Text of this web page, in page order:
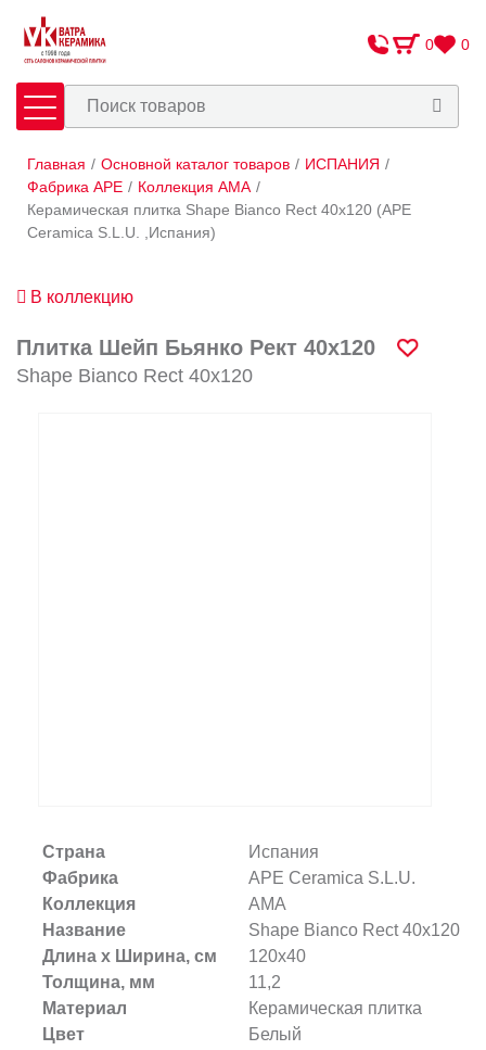
0 0
Плитка Сантехника
Оплата и доставка
Контакты
Главная / Основной каталог товаров / ИСПАНИЯ /
Фабрика APE / Коллекция AMA /
Керамическая плитка Shape Bianco Rect 40x120 (APE
Ceramica S.L.U. ,Испания)
В коллекцию
Плитка Шейп Бьянко Рект 40x120
Shape Bianco Rect 40x120
Страна
Испания
Фабрика
APE Ceramica S.L.U.
Коллекция
AMA
Название
Shape Bianco Rect 40x120
Длина х Ширина, см
120x40
Толщина, мм
11,2
Материал
Керамическая плитка
Цвет
Белый